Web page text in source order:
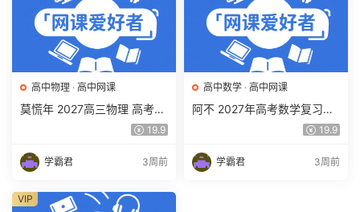
高中物理 · 高中网课
莫慌年 2027高三物理 高考物
19.9
学霸君 3周前
高中数学 · 高中网课
阿不 2027年高考数学复习网
课教程 高三数学 一轮复习视
19.9
学霸君 3周前
VIP